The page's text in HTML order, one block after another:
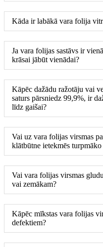
Kāda ir labākā vara folija
Ja vara folijas sastāvs ir
krāsai jābūt vienādai?
Kāpēc dažādu ražotāju vai
saturs pārsniedz 99,9%, ir
līdz gaišai?
Vai uz vara folijas virsmas
klātbūtne ietekmēs turpmāko
Vai vara folijas virsmas
vai zemākam?
Kāpēc mīkstas vara folijas
defektiem?